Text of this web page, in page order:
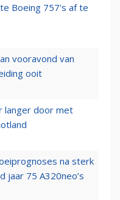
Boeing 757's af te
vooravond van
ooit
langer door met
na sterk
jaar 75 A320neo’s